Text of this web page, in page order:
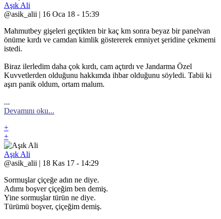
Aşık Ali
@asik_alii | 16 Oca 18 - 15:39
Mahmutbey gişeleri geçtikten bir kaç km sonra beyaz bir panelvan
önüme kırdı ve camdan kimlik göstererek emniyet şeridine çekmemi
istedi.
Biraz ilerledim daha çok kırdı, cam açtırdı ve Jandarma Özel
Kuvvetlerden olduğunu hakkımda ihbar olduğunu söyledi. Tabii ki
aşırı panik oldum, ortam malum.
...
Devamını oku...
+
+
Aşık Ali
@asik_alii | 18 Kas 17 - 14:29
Sormuşlar çiçeğe adın ne diye.
Adımı boşver çiçeğim ben demiş.
Yine sormuşlar türün ne diye.
Türümü boşver, çiçeğim demiş.